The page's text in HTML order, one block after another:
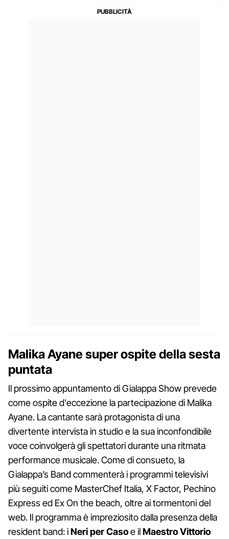
Malika Ayane super ospite della sesta
puntata
Il prossimo appuntamento di Gialappa Show prevede
come ospite d'eccezione la partecipazione di Malika
Ayane. La cantante sarà protagonista di una
divertente intervista in studio e la sua inconfondibile
voce coinvolgerà gli spettatori durante una ritmata
performance musicale. Come di consueto, la
Gialappa’s Band commenterà i programmi televisivi
più seguiti come MasterChef Italia, X Factor, Pechino
Express ed Ex On the beach, oltre ai tormentoni del
web. Il programma è impreziosito dalla presenza della
resident band: iNeriperCasoe ilMaestro Vittorio